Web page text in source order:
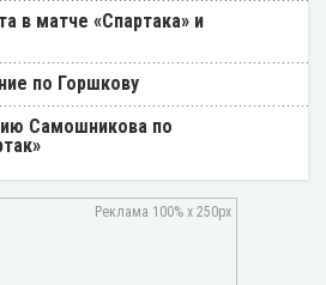
в матче «Спартака» и
по Горшкову
Самошникова по